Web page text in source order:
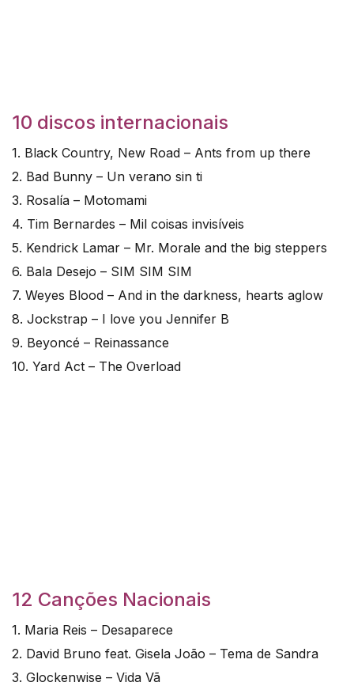
10 discos internacionais
1. Black Country, New Road – Ants from up there
2. Bad Bunny – Un verano sin ti
3. Rosalía – Motomami
4. Tim Bernardes – Mil coisas invisíveis
5. Kendrick Lamar – Mr. Morale and the big steppers
6. Bala Desejo – SIM SIM SIM
7. Weyes Blood – And in the darkness, hearts aglow
8. Jockstrap – I love you Jennifer B
9. Beyoncé – Reinassance
10. Yard Act – The Overload
12 Canções Nacionais
1. Maria Reis – Desaparece
2. David Bruno feat. Gisela João – Tema de Sandra
3. Glockenwise – Vida Vã